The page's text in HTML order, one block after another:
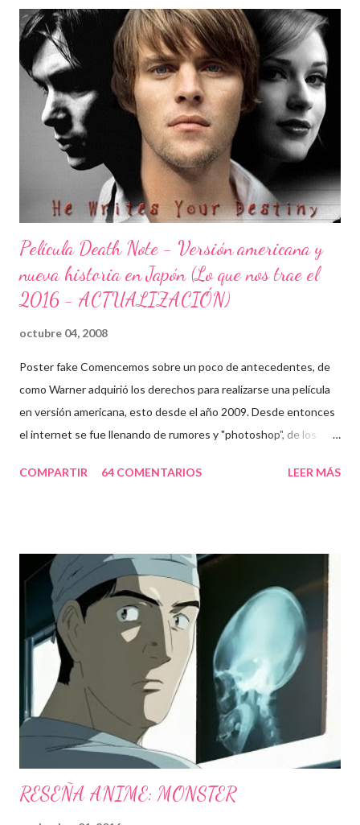
agosto de 2007 en Japón) y el segundo llamado "Death Note
Rewrite 2: L's Successors", (emitido 22 de agosto de 2008 en
Japón), los cuales son unos resúmenes de la misma serie. Bueno,
lo único que espero es que si en algún momento se llega a
desarrollar algún tipo de continuación, se trato de algo con buen
Película Death Note - Versión americana y
nueva historia en Japón (Lo que nos trae el
2016 - ACTUALIZACIÓN)
octubre 04, 2008
Poster fake Comencemos sobre un poco de antecedentes, de
como Warner adquirió los derechos para realizarse una película
en versión americana, esto desde el año 2009. Desde entonces
el internet se fue llenando de rumores y "photoshop", de los
de ellos fueron una verdadera pesadilla, un ejemplo: A Zac Efron
no es algo que será pronto. No es como si con que dijera que la
voy a interpretar, así será. Fue una idea ¿Quien sabe? Tengo una
reunión sobre ello" Y otros datos un poco curiosos: Yo hace
años: Por cierto, Kira será interpretado por Jesse Spencer (Dr.
House), ¿¿será una mala broma????, Todos estos años
estuvieron llenos de contratiempos para el desarrollo de esta
película, así como cambios de director, ...
COMPARTIR 64 COMENTARIOS LEER MÁS
RESEÑA ANIME: MONSTER